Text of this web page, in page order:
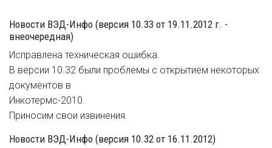
Новости ВЭД-Инфо (версия 10.33 от 19.11.2012 г. -
внеочередная)
Исправлена техническая ошибка.
В версии 10.32 были проблемы с открытием некоторых
документов в
Инкотермс-2010.
Приносим свои извинения.
Новости ВЭД-Инфо (версия 10.32 от 16.11.2012)